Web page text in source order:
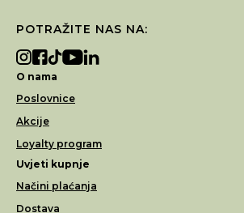
POTRAŽITE NAS NA:
O nama
Poslovnice
Akcije
Loyalty program
Uvjeti kupnje
Načini plaćanja
Dostava